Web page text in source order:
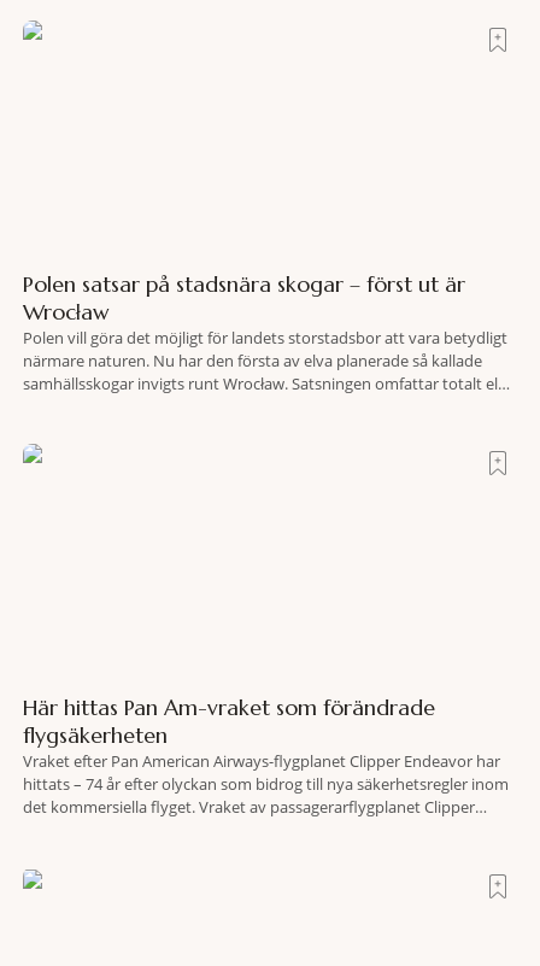
travel när det
Polen satsar på stadsnära skogar – först ut är
Wrocław
Polen vill göra det möjligt för landets storstadsbor att vara betydligt
närmare naturen. Nu har den första av elva planerade så kallade
samhällsskogar invigts runt Wrocław. Satsningen omfattar totalt elva
fler människor ska kunna promenera, motionera
Här hittas Pan Am-vraket som förändrade
flygsäkerheten
Vraket efter Pan American Airways-flygplanet Clipper Endeavor har
hittats – 74 år efter olyckan som bidrog till nya säkerhetsregler inom
det kommersiella flyget. Vraket av passagerarflygplanet Clipper
lokaliserades den 2 juni i år med hjälp